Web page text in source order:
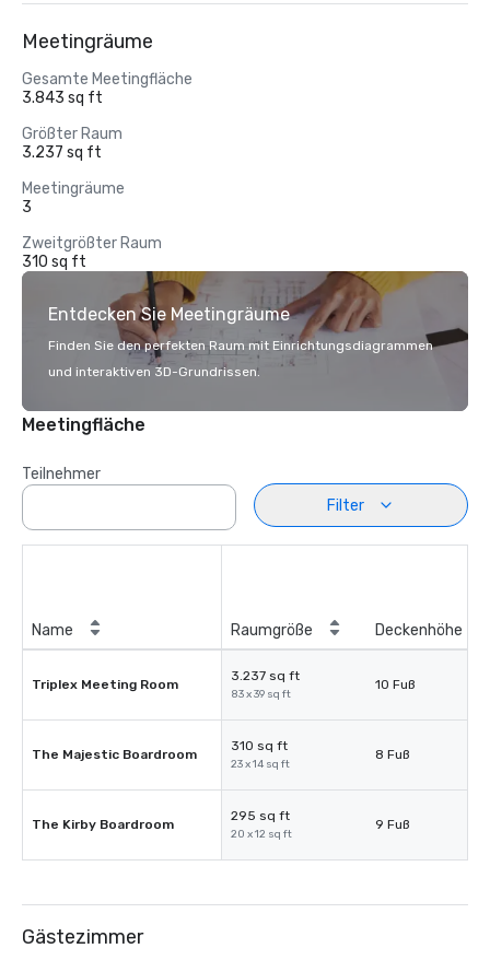
Meetingräume
Gesamte Meetingfläche
3.843 sq ft
Größter Raum
3.237 sq ft
Meetingräume
3
Zweitgrößter Raum
310 sq ft
Entdecken Sie Meetingräume
Finden Sie den perfekten Raum mit Einrichtungsdiagrammen
und interaktiven 3D-Grundrissen.
Meetingfläche
Teilnehmer
Filter
Name Raumgröße Deckenhöhe
Triplex Meeting Room
3.237 sq ft
83 x 39 sq ft
10 Fuß
The Majestic Boardroom
310 sq ft
23 x 14 sq ft
8 Fuß
The Kirby Boardroom
295 sq ft
20 x 12 sq ft
9 Fuß
Gästezimmer